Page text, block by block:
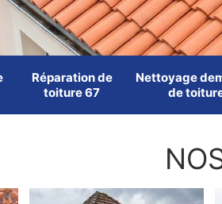
Réparation de
toiture 67
Nettoyage
de